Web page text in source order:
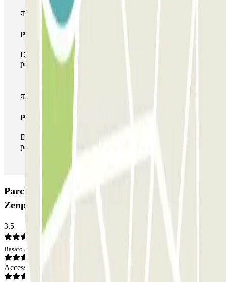
Pass multiparking
Durante il tuo soggiorno potrai usufruire dell'intera rete di
parcheggi disponibili su Parclick.
Pass illlimitato
Durante il tuo soggiorno potrai entrare e uscire dal
parcheggio tutte le volte che vorrai.
Parcheggio Belleville - Buttes-Chaumont
Zenpark: Opinioni
3.5
Basato su 18 opinioni
Accesso